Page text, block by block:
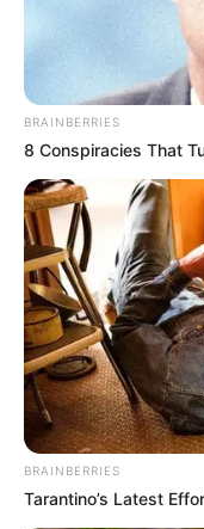
ന്യൂഡൽഹി:
ലോക്സഭയിൽ
കേന്ദ്ര
ലോക്സഭയിൽ
BRAINBERRIES
8 Conspiracies That
BRAINBERRIES
Tarantino’s Latest